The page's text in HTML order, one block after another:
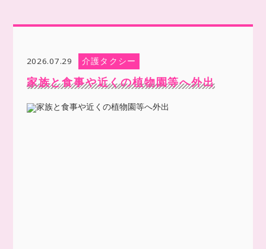
2026.07.29 介護タクシー
家族と食事や近くの植物園等へ外出